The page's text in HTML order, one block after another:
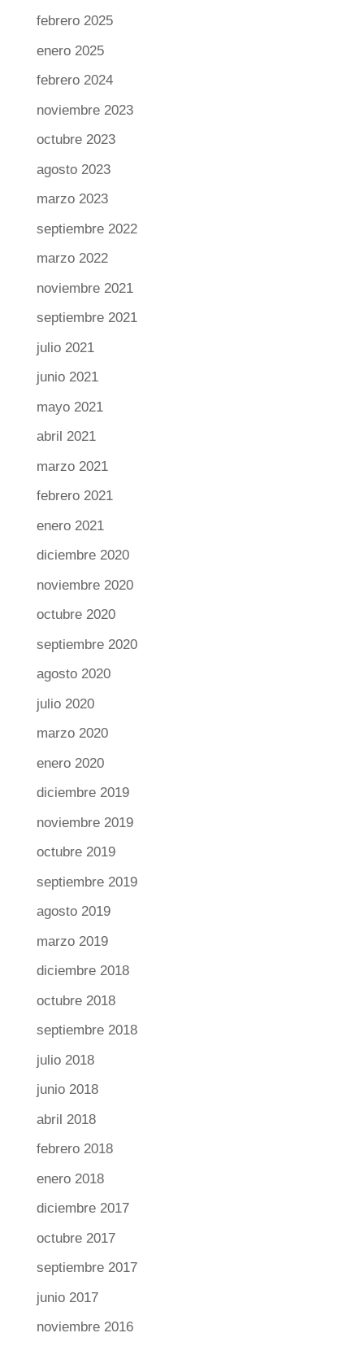
febrero 2025
enero 2025
febrero 2024
noviembre 2023
octubre 2023
agosto 2023
marzo 2023
septiembre 2022
marzo 2022
noviembre 2021
septiembre 2021
julio 2021
junio 2021
mayo 2021
abril 2021
marzo 2021
febrero 2021
enero 2021
diciembre 2020
noviembre 2020
octubre 2020
septiembre 2020
agosto 2020
julio 2020
marzo 2020
enero 2020
diciembre 2019
noviembre 2019
octubre 2019
septiembre 2019
agosto 2019
marzo 2019
diciembre 2018
octubre 2018
septiembre 2018
julio 2018
junio 2018
abril 2018
febrero 2018
enero 2018
diciembre 2017
octubre 2017
septiembre 2017
junio 2017
noviembre 2016